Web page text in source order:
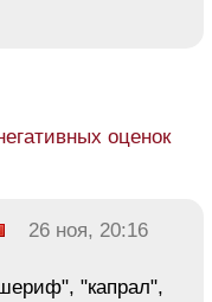
оценок
26 ноя, 20:16
"капрал",